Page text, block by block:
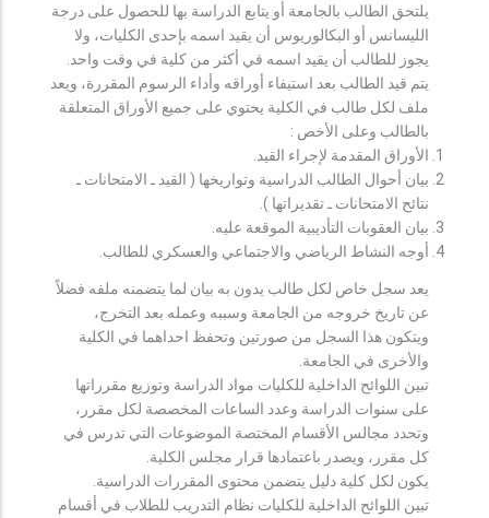
يلتحق الطالب بالجامعة أو يتابع الدراسة بها للحصول على درجة
الليسانس أو البكالوريوس أن يقيد اسمه بإحدى الكليات، ولا
يجوز للطالب أن يقيد اسمه في أكثر من كلية في وقت واحد.
يتم قيد الطالب بعد استيفاء أوراقه وأداء الرسوم المقررة، ويعد
ملف لكل طالب في الكلية يحتوي على جميع الأوراق المتعلقة
بالطالب وعلى الأخص :
الأوراق المقدمة لإجراء القيد.
بيان أحوال الطالب الدراسية وتواريخها ( القيد ـ الامتحانات ـ
نتائح الامتحانات ـ تقديراتها ).
بيان العقوبات التأديبية الموقعة عليه.
أوجه النشاط الرياضي والاجتماعي والعسكري للطالب.
يعد سجل خاص لكل طالب يدون به بيان لما يتضمنه ملفه فضلاً
عن تاريخ خروجه من الجامعة وسببه وعمله بعد التخرج،
ويتكون هذا السجل من صورتين وتحفظ احداهما في الكلية
والأخرى في الجامعة.
تبين اللوائح الداخلية للكليات مواد الدراسة وتوزيع مقرراتها
على سنوات الدراسة وعدد الساعات المخصصة لكل مقرر،
وتحدد مجالس الأقسام المختصة الموضوعات التي تدرس في
كل مقرر، ويصدر باعتمادها قرار مجلس الكلية.
يكون لكل كلية دليل يتضمن محتوى المقررات الدراسية.
تبين اللوائح الداخلية للكليات نظام التدريب للطلاب في أقسام